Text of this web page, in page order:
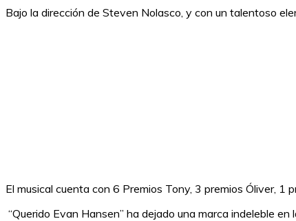
Bajo la dirección de Steven Nolasco, y con un talentoso
El musical cuenta con 6 Premios Tony, 3 premios Óliver, 1
“Querido Evan Hansen” ha dejado una marca indeleble